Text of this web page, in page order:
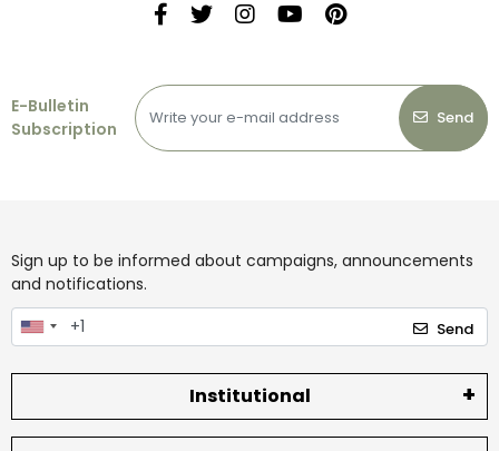
E-Bulletin
Subscription
Send
Sign up to be informed about campaigns, announcements
and notifications.
Send
Institutional